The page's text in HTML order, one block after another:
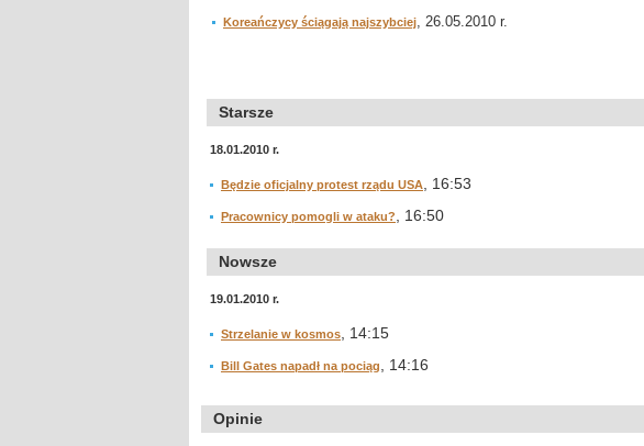
Koreańczycy ściągają najszybciej, 26.05.2010 r.
Starsze
18.01.2010 r.
Będzie oficjalny protest rządu USA , 16:53
Pracownicy pomogli w ataku? , 16:50
Nowsze
19.01.2010 r.
Strzelanie w kosmos , 14:15
Bill Gates napadł na pociąg , 14:16
Opinie